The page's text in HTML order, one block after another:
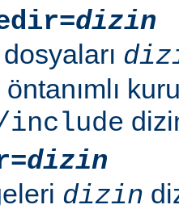
dizin
öntanımlı
dizin
dizin